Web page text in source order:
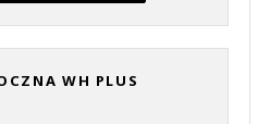
WH PLUS